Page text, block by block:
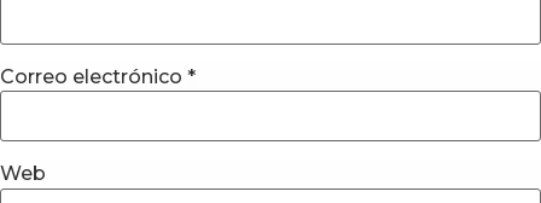
Correo electrónico *
Web